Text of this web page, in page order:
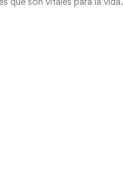
que son vitales para la vida.